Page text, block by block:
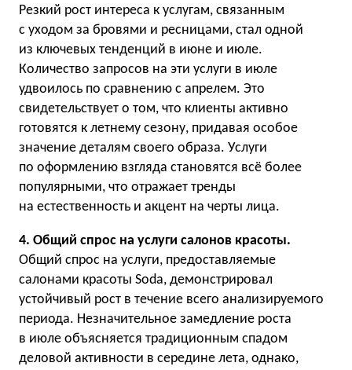
Резкий рост интереса к услугам, связанным
с уходом за бровями и ресницами, стал одной
из ключевых тенденций в июне и июле.
Количество запросов на эти услуги в июле
удвоилось по сравнению с апрелем. Это
свидетельствует о том, что клиенты активно
готовятся к летнему сезону, придавая особое
значение деталям своего образа. Услуги
по оформлению взгляда становятся всё более
популярными, что отражает тренды
на естественность и акцент на черты лица.
4. Общий спрос на услуги салонов красоты.
Общий спрос на услуги, предоставляемые
салонами красоты Soda, демонстрировал
устойчивый рост в течение всего анализируемого
периода. Незначительное замедление роста
в июле объясняется традиционным спадом
деловой активности в середине лета, однако,